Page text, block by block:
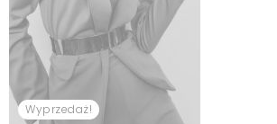
Wyprzedaż!